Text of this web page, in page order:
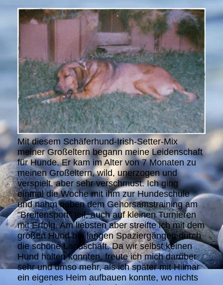
Mit diesem Schäferhund-Irish-Setter-Mix
meiner Großeltern begann meine Leidenschaft
für Hunde. Er kam im Alter von 7 Monaten zu
meinen Großeltern, wild, unerzogen und
verspielt, aber sehr verschmust. Ich ging
einmal die Woche mit ihm zur Hundeschule
und nahm neben dem Gehorsamstraining am
"Breitensport" teil, auch auf kleinen Turnieren
mit Erfolg. Am liebsten aber streifte ich mit dem
großen Hund bei langen Spaziergängen durch
die schöne Landschaft. Da wir selbst keinen
Hund halten konnten, freute ich mich darüber
sehr und umso mehr, als ich später mit Hilmar
ein eigenes Heim aufbauen konnte, wo nichts